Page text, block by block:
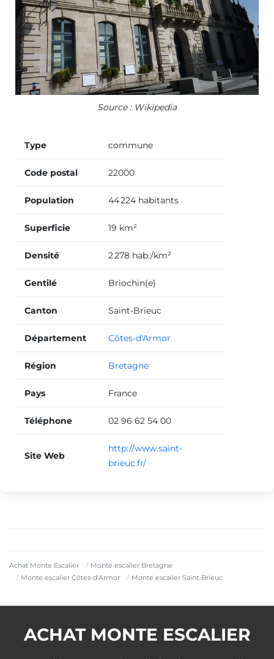
Achat Monte Escalier
Monte escalier Bretagne
Monte escalier Côtes-d'Armor
Monte escalier Saint-Brieuc
Source : Wikipedia
Type commune
Code postal 22000
Population 44 224 habitants
Superficie 19 km²
Densité 2 278 hab./km²
Gentilé Briochin(e)
Canton Saint-Brieuc
Département Côtes-d'Armor
Région Bretagne
Pays France
Téléphone 02 96 62 54 00
Site Web
http://www.saint-
brieuc.fr/
ACHAT MONTE ESCALIER